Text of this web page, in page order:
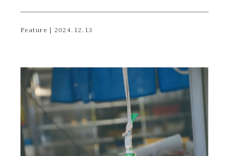
Feature | 2024.12.13